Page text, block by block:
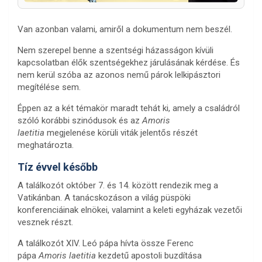
Van azonban valami, amiről a dokumentum nem beszél.
Nem szerepel benne a szentségi házasságon kívüli
kapcsolatban élők szentségekhez járulásának kérdése. És
nem kerül szóba az azonos nemű párok lelkipásztori
megítélése sem.
Éppen az a két témakör maradt tehát ki, amely a családról
szóló korábbi szinódusok és azAmoris
laetitia megjelenése körüli viták jelentős részét
meghatározta.
Tíz évvel később
A találkozót október 7. és 14. között rendezik meg a
Vatikánban. A tanácskozáson a világ püspöki
konferenciáinak elnökei, valamint a keleti egyházak vezetői
vesznek részt.
A találkozót XIV. Leó pápa hívta össze Ferenc
pápaAmoris laetitia kezdetű apostoli buzdítása